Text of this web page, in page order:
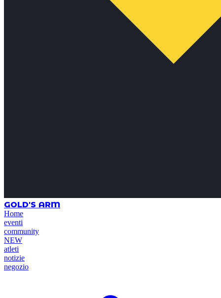
GOLD'S ARM
Home
eventi
community
NEW
atleti
notizie
negozio